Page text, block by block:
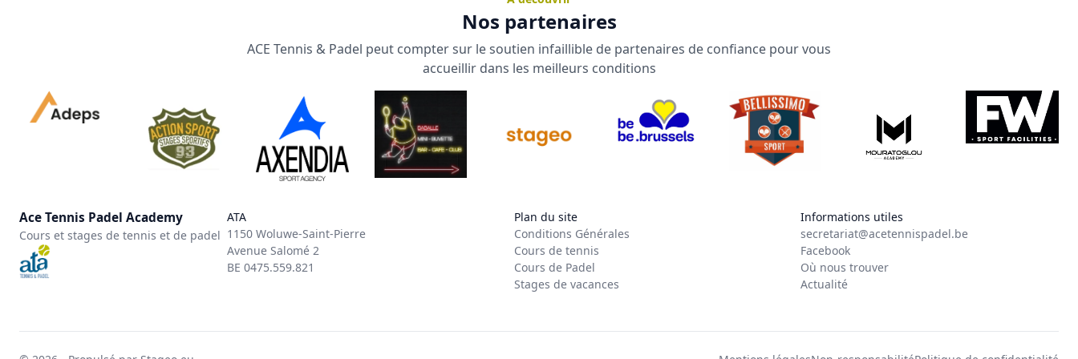
Nos partenaires
ACE Tennis & Padel peut compter sur le soutien infaillible de partenaires de confiance pour vous
accueillir dans les meilleurs conditions
Ace Tennis Padel Academy
Cours et stages de tennis et de padel
ATA
1150 Woluwe-Saint-Pierre
Avenue Salomé 2
BE 0475.559.821
Plan du site
Conditions Générales
Cours de tennis
Cours de Padel
Stages de vacances
Informations utiles
secretariat@acetennispadel.be
Facebook
Où nous trouver
Actualité